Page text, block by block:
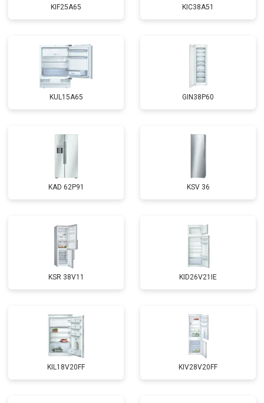
KIF25A65 KIC38A51
KUL15A65 GIN38P60
KAD 62P91 KSV 36
KSR 38V11 KID26V21IE
KIL18V20FF KIV28V20FF